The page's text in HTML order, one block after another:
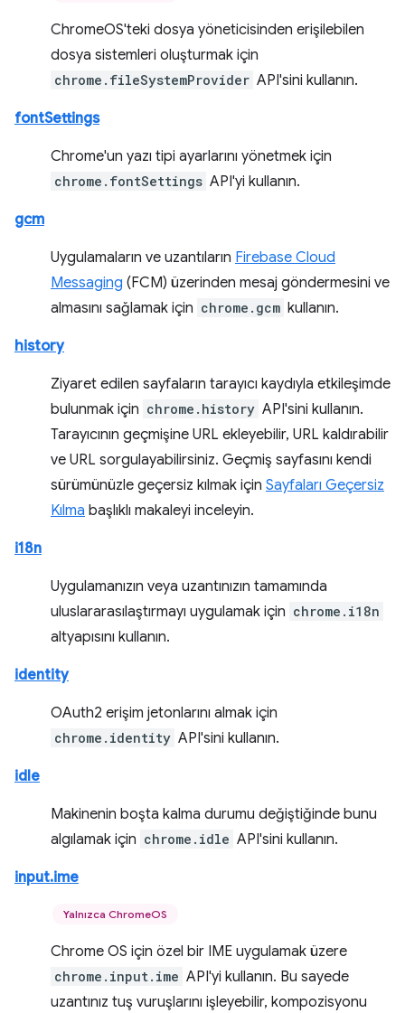
ChromeOS'teki dosya yöneticisinden erişilebilen
dosya sistemleri oluşturmak için
chrome.fileSystemProvider API'sini kullanın.
fontSettings
Chrome'un yazı tipi ayarlarını yönetmek için
chrome.fontSettings API'yi kullanın.
gcm
Uygulamaların ve uzantıların Firebase Cloud
Messaging (FCM) üzerinden mesaj göndermesini ve
almasını sağlamak için chrome.gcm kullanın.
history
Ziyaret edilen sayfaların tarayıcı kaydıyla etkileşimde
bulunmak için chrome.history API'sini kullanın.
Tarayıcının geçmişine URL ekleyebilir, URL kaldırabilir
ve URL sorgulayabilirsiniz. Geçmiş sayfasını kendi
sürümünüzle geçersiz kılmak için Sayfaları Geçersiz
Kılma başlıklı makaleyi inceleyin.
i18n
Uygulamanızın veya uzantınızın tamamında
uluslararasılaştırmayı uygulamak için chrome.i18n
altyapısını kullanın.
identity
OAuth2 erişim jetonlarını almak için
chrome.identity API'sini kullanın.
idle
Makinenin boşta kalma durumu değiştiğinde bunu
algılamak için chrome.idle API'sini kullanın.
input.ime
Yalnızca ChromeOS
Chrome OS için özel bir IME uygulamak üzere
chrome.input.ime API'yi kullanın. Bu sayede
uzantınız tuş vuruşlarını işleyebilir, kompozisyonu